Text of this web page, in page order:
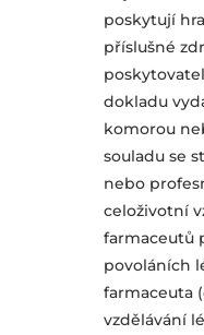
poskytují
příslušné
dokladu
komorou
souladu se
nebo
celoživotní
farmaceutů
povoláních
farmaceuta
vzdělávání